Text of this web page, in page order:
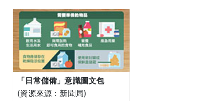
「日常儲備」意識圖文包
(資源來源：新聞局)